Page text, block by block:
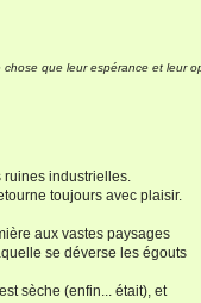
que leur espérance et leur
ruines industrielles.
toujours avec plaisir.
aux vastes paysages
se déverse les égouts
sèche (enfin... était), et